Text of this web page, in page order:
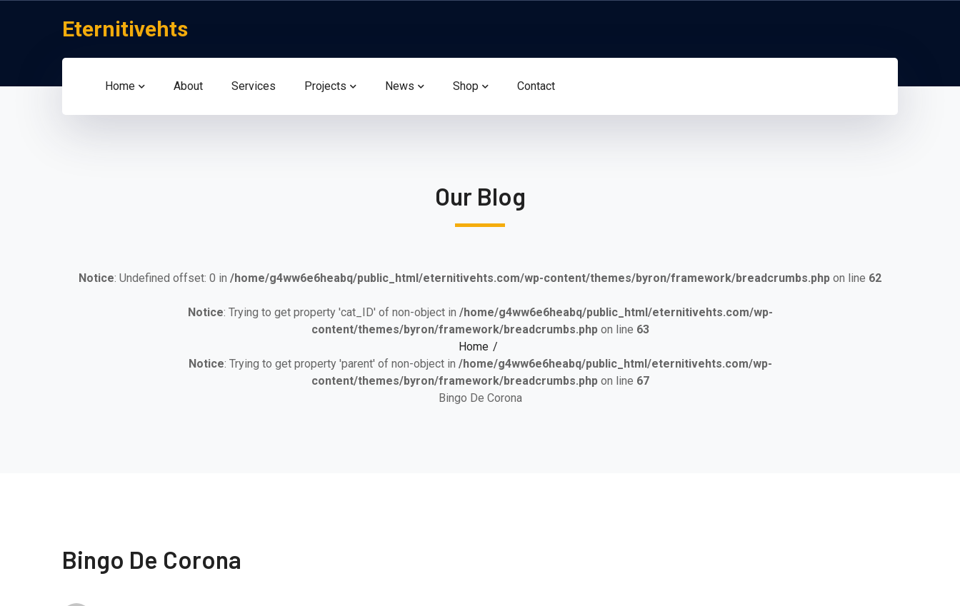
Eternitivehts
Home About Services Projects News Shop Contact
Our Blog
Notice: Undefined offset: 0 in /home/g4ww6e6heabq/public_html/eternitivehts.com/wp-content/themes/byron/framework/breadcrumbs.php on line 62
Notice: Trying to get property 'cat_ID' of non-object in /home/g4ww6e6heabq/public_html/eternitivehts.com/wp-
content/themes/byron/framework/breadcrumbs.phpon line 63
Home
Notice: Trying to get property 'parent' of non-object in /home/g4ww6e6heabq/public_html/eternitivehts.com/wp-
content/themes/byron/framework/breadcrumbs.phpon line 67
Bingo De Corona
Bingo De Corona